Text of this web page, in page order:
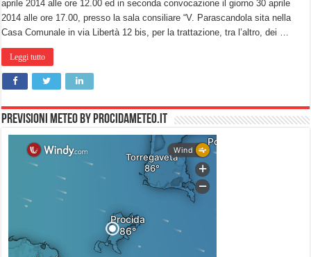
aprile 2014 alle ore 12.00 ed in seconda convocazione il giorno 30 aprile
2014 alle ore 17.00, presso la sala consiliare “V. Parascandola sita nella
Casa Comunale in via Libertà 12 bis, per la trattazione, tra l’altro, dei …
Leggi tutto
PREVISIONI METEO by PROCIDAMETEO.IT